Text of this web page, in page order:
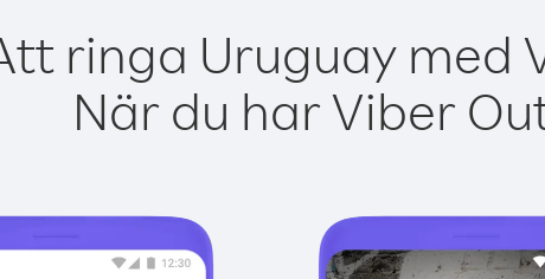
ringa Uruguay med
När du har Viber